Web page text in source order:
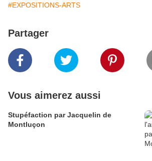
#EXPOSITIONS-ARTS
Partager
Vous aimerez aussi
Stupéfaction par Jacquelin de
Montluçon